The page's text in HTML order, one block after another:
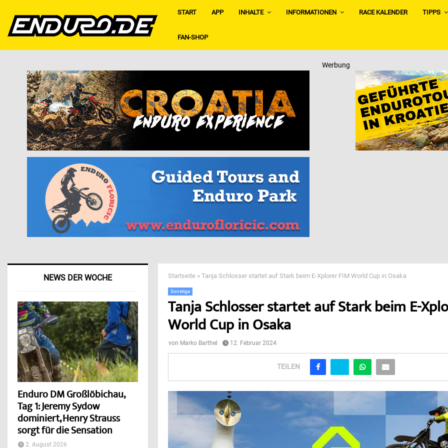
START APP INHALTE INFORMATIONEN RACE KALENDER TIPPS
FAN-SHOP
Werbung
Startseite »Tanja Schlosser startet auf Stark beim E-Xplorer FIM World Cup in Osaka
Sonstige
Tanja Schlosser startet auf Stark beim E-
World Cup in Osaka
von Marko Barthel 12. Februar 2024
TEILEN
NEWS DER WOCHE
Enduro DM Großlöbichau,
Tag 1: Jeremy Sydow
dominiert, Henry Strauss
sorgt für die Sensation
2. August 2026